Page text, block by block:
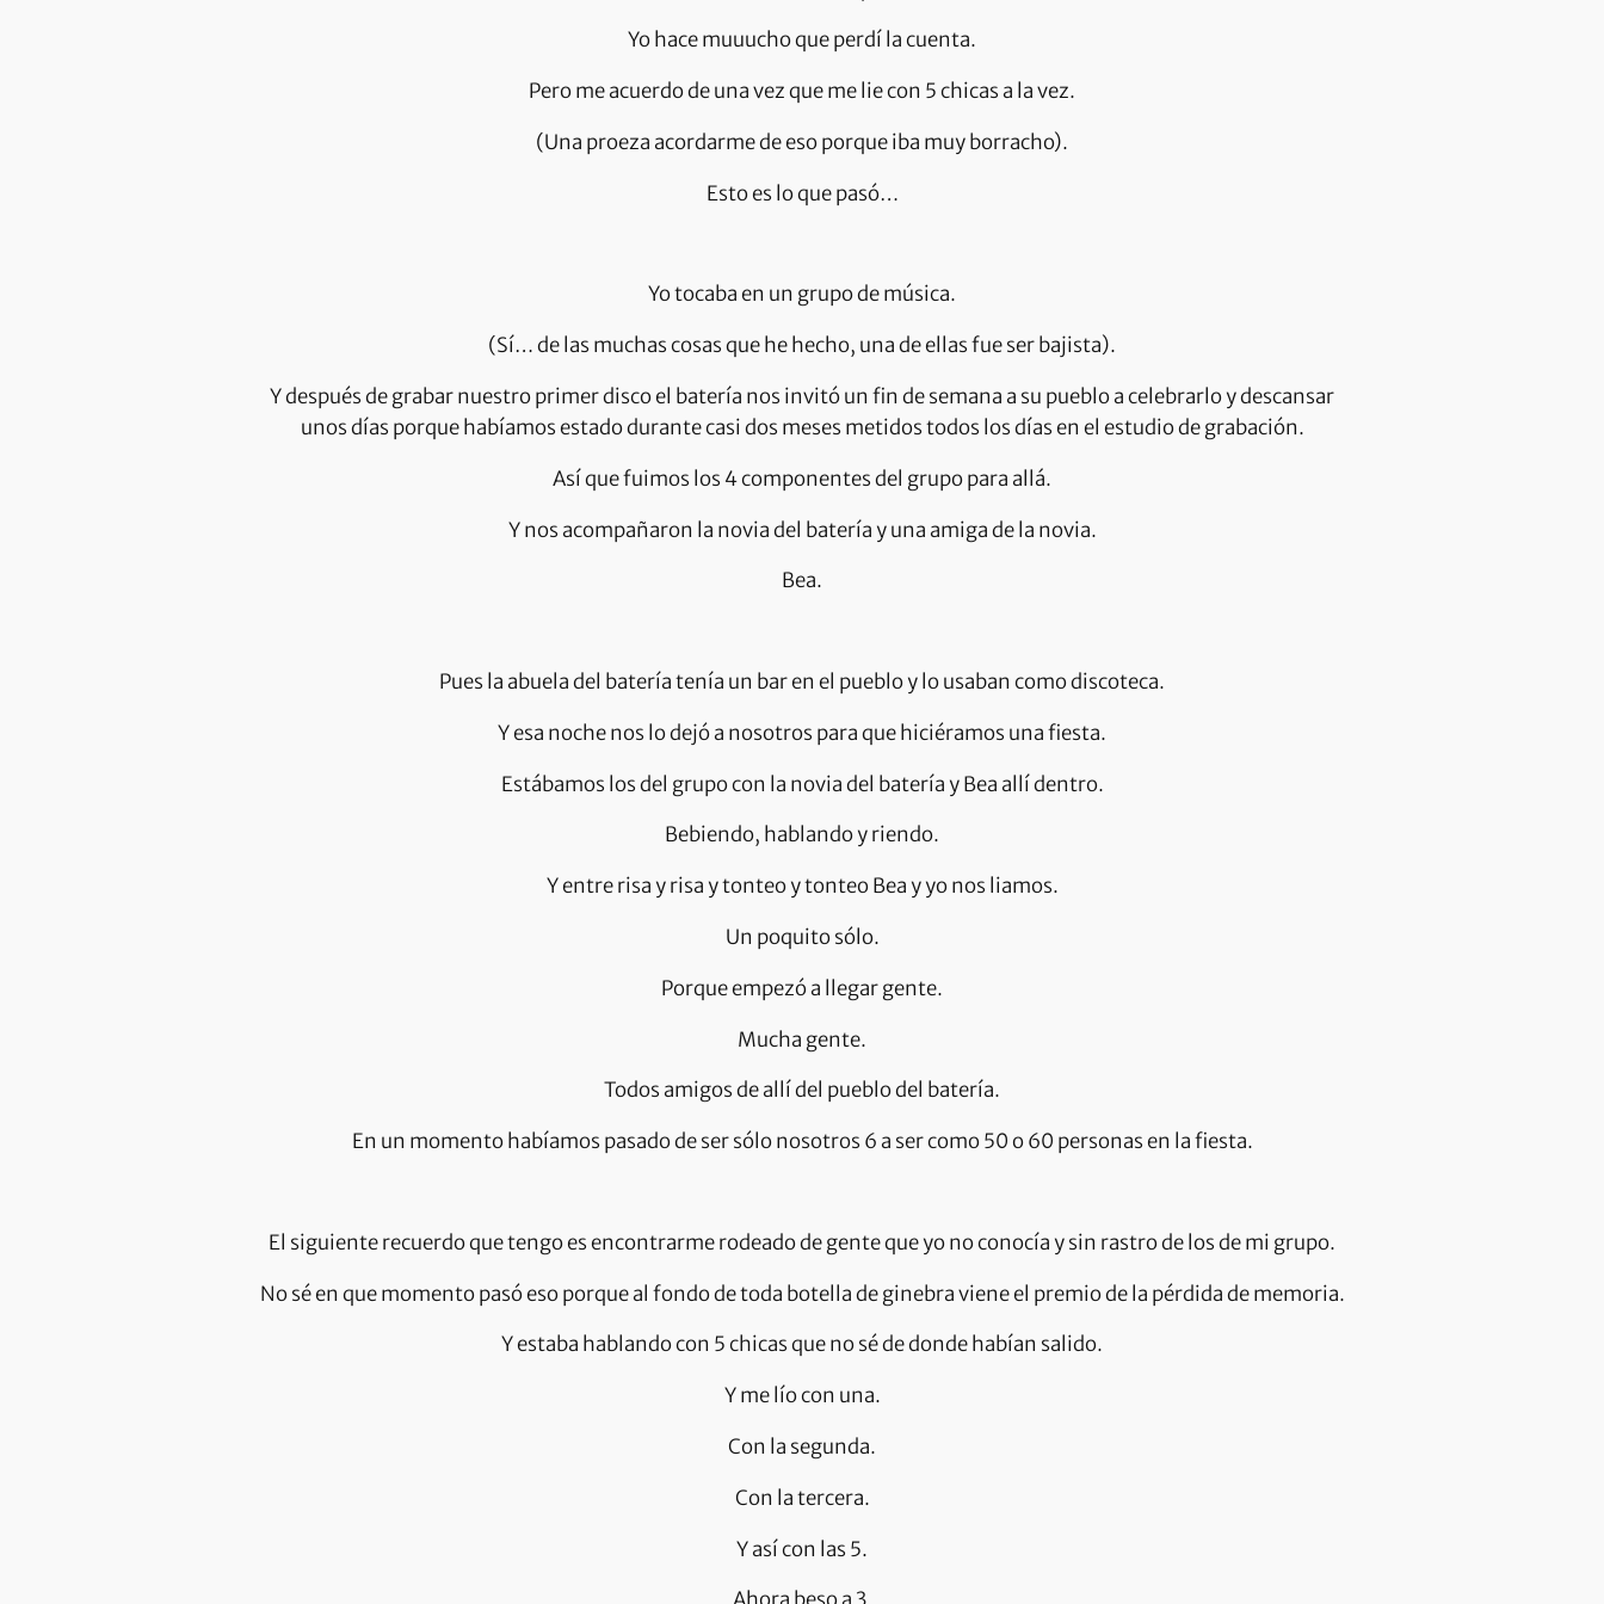
Yo hace muuucho que perdí la cuenta.
Pero me acuerdo de una vez que me lie con 5 chicas a la vez.
(Una proeza acordarme de eso porque iba muy borracho).
Esto es lo que pasó…
Yo tocaba en un grupo de música.
(Sí… de las muchas cosas que he hecho, una de ellas fue ser bajista).
Y después de grabar nuestro primer disco el batería nos invitó un fin de semana a su pueblo a celebrarlo y descansar
unos días porque habíamos estado durante casi dos meses metidos todos los días en el estudio de grabación.
Así que fuimos los 4 componentes del grupo para allá.
Y nos acompañaron la novia del batería y una amiga de la novia.
Bea.
Pues la abuela del batería tenía un bar en el pueblo y lo usaban como discoteca.
Y esa noche nos lo dejó a nosotros para que hiciéramos una fiesta.
Estábamos los del grupo con la novia del batería y Bea allí dentro.
Bebiendo, hablando y riendo.
Y entre risa y risa y tonteo y tonteo Bea y yo nos liamos.
Un poquito sólo.
Porque empezó a llegar gente.
Mucha gente.
Todos amigos de allí del pueblo del batería.
En un momento habíamos pasado de ser sólo nosotros 6 a ser como 50 o 60 personas en la fiesta.
El siguiente recuerdo que tengo es encontrarme rodeado de gente que yo no conocía y sin rastro de los de mi grupo.
No sé en que momento pasó eso porque al fondo de toda botella de ginebra viene el premio de la pérdida de memoria.
Y estaba hablando con 5 chicas que no sé de donde habían salido.
Y me lío con una.
Con la segunda.
Con la tercera.
Y así con las 5.